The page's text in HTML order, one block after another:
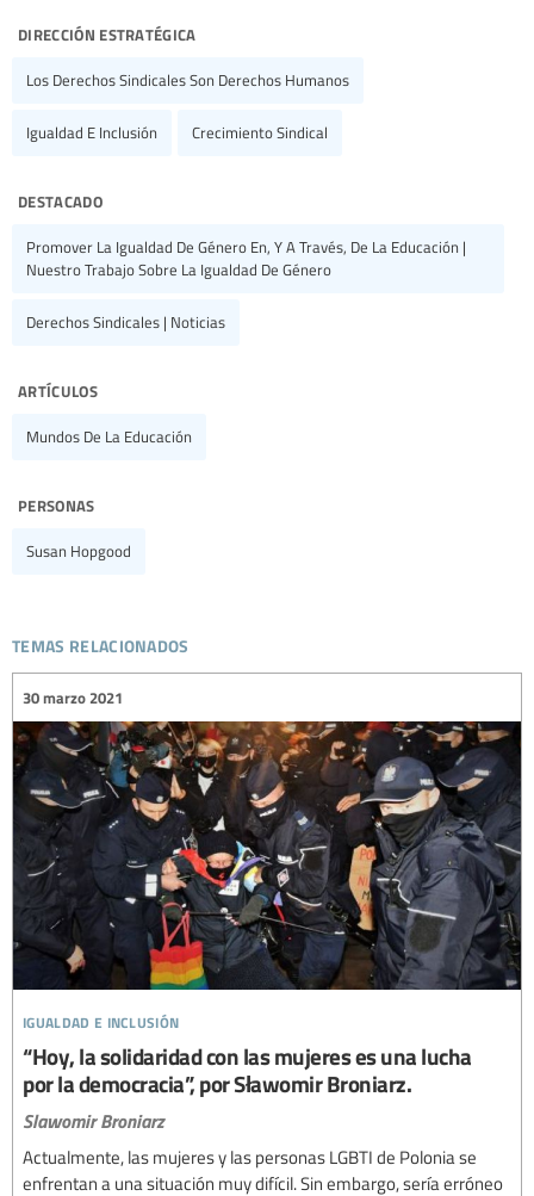
dirección estratégica
Los Derechos Sindicales Son Derechos Humanos
Igualdad E Inclusión Crecimiento Sindical
destacado
Promover La Igualdad De Género En, Y A Través, De La Educación |
Nuestro Trabajo Sobre La Igualdad De Género
Derechos Sindicales | Noticias
artículos
Mundos De La Educación
personas
Susan Hopgood
temas relacionados
igualdad e inclusión
30 marzo 2021
“Hoy, la solidaridad con las mujeres es una lucha
por la democracia”, por Sławomir Broniarz.
Slawomir Broniarz
Actualmente, las mujeres y las personas LGBTI de Polonia se
enfrentan a una situación muy difícil. Sin embargo, sería erróneo